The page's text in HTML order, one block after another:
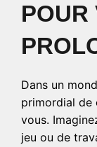
POUR
Dans un
primordial de
vous.
jeu ou de